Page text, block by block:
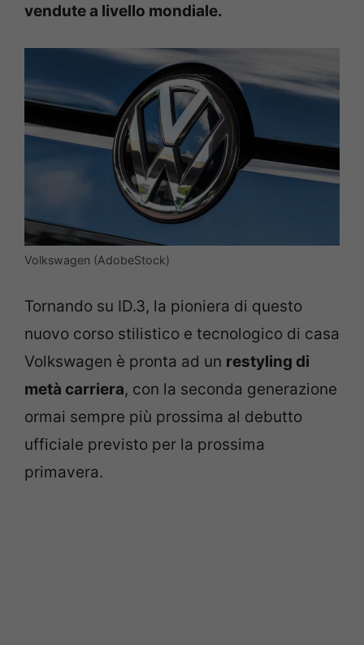
vendute a livello mondiale.
Volkswagen (AdobeStock)
Tornando su ID.3, la pioniera di questo
nuovo corso stilistico e tecnologico di casa
Volkswagen è pronta ad un restyling di
metà carriera, con la seconda generazione
ormai sempre più prossima al debutto
ufficiale previsto per la prossima
primavera.